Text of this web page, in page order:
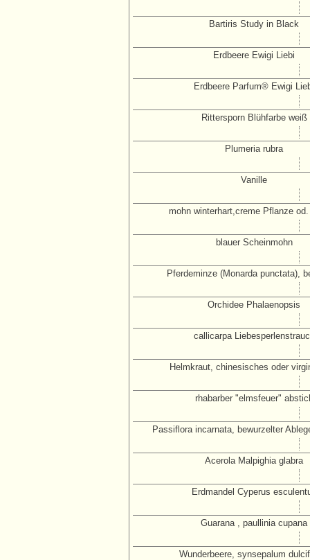
Bartiris Study in Black
Erdbeere Ewigi Liebi
Erdbeere Parfum® Ewigi
Rittersporn Blühfarbe weiß
Plumeria rubra
Vanille
mohn winterhart,creme Pflanze
blauer Scheinmohn
Pferdeminze (Monarda punctata),
Orchidee Phalaenopsis
callicarpa
Helmkraut, chinesisches oder
rhabarber "elmsfeuer"
Passiflora incarnata, bewurzelter
Acerola Malpighia glabra
Erdmandel Cyperus
Guarana , paullinia cupana
Wunderbeere, synsepalum